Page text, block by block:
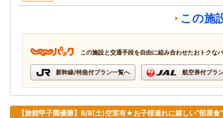
この施
この施設と交通手段を自由に組み合わせたおトクな
新幹線/特急付プラン一覧へ 航空券付プラ
【旅館甲子園優勝】8/8(土)空室有★お子様連れに嬉しい“部屋食”